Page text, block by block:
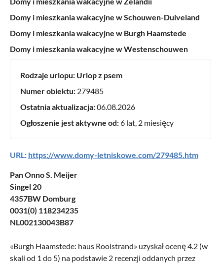
Domy i mieszkania wakacyjne w Schouwen-Duiveland
Domy i mieszkania wakacyjne w Burgh Haamstede
Domy i mieszkania wakacyjne w Westenschouwen
Rodzaje urlopu: Urlop z psem
Numer obiektu: 279485
Ostatnia aktualizacja:06.08.2026
Ogłoszenie jest aktywne od:6 lat, 2 miesięcy
URL: https://www.domy-letniskowe.com/279485.htm
Pan Onno S. Meijer
Singel 20
4357BW Domburg
0031(0) 118234235
NL002130043B87
«Burgh Haamstede: haus Rooistrand» uzyskał ocenę4.2 (w
skali od 1 do 5) na podstawie 2 recenzji oddanych przez